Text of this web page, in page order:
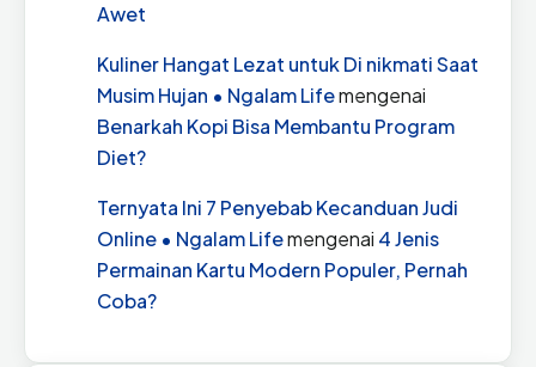
Awet
Kuliner Hangat Lezat untuk Di nikmati Saat
Musim Hujan • Ngalam Lifemengenai
Benarkah Kopi Bisa Membantu Program
Diet?
Ternyata Ini 7 Penyebab Kecanduan Judi
Online • Ngalam Lifemengenai 4 Jenis
Permainan Kartu Modern Populer, Pernah
Coba?